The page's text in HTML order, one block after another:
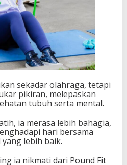
sekadar olahraga, tetapi
pikiran, melepaskan
tubuh serta mental.
ia merasa lebih bahagia,
hari bersama
lebih baik.
ia nikmati dari Pound Fit